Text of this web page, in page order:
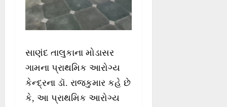
સાણંદ તાલુકાના મોડાસર
ગામના પ્રાથમિક આરોગ્ય
કેન્દ્રના ડૉ. રાજકુમાર કહે છે
કે, આ પ્રાથમિક આરોગ્ય